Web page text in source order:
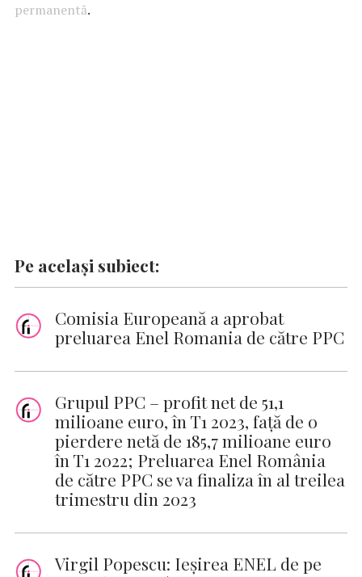
o A
permanentă.
Pe același subiect:
Comisia Europeană a aprobat
preluarea Enel Romania de către PPC
Grupul PPC – profit net de 51,1
milioane euro, în T1 2023, față de o
pierdere netă de 185,7 milioane euro
în T1 2022; Preluarea Enel România
de către PPC se va finaliza în al treilea
trimestru din 2023
Virgil Popescu: Ieşirea ENEL de pe